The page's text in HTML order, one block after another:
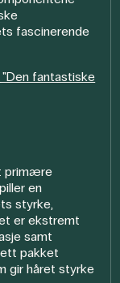
fascinerende
"Den fantastiske
primære
en
styrke,
er ekstremt
samt
pakket
gir håret styrke